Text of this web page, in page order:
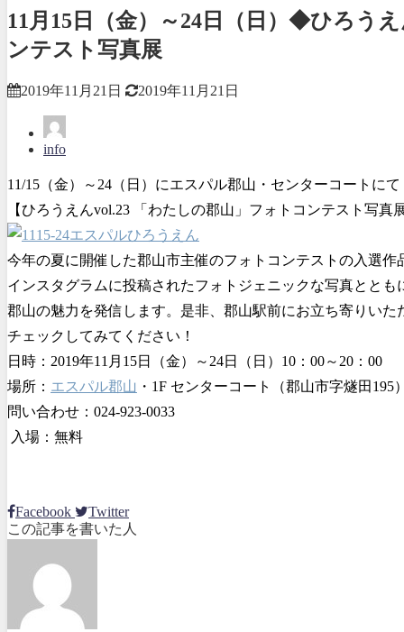
11月15日（金）～24日（日）◆ひろう
ンテスト写真展
2019年11月21日 2019年11月21日
info
11/15（金）～24（日）にエスパル郡山・センターコートにて
【ひろうえんvol.23 「わたしの郡山」フォトコンテスト写真
今年の夏に開催した郡山市主催のフォトコンテストの入選作
インスタグラムに投稿されたフォトジェニックな写真ととも
郡山の魅力を発信します。是非、郡山駅前にお立ち寄りいた
チェックしてみてください！
日時：2019年11月15日（金）～24日（日）10：00～20：00
場所： エスパル郡山 ・1F センターコート（郡山市字燧田195
問い合わせ：024-923-0033
入場：無料
Facebook
Twitter
この記事を書いた人